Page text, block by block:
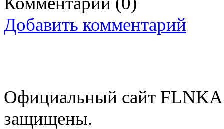
Добавить комментарий
Официальный сайт
защищены.